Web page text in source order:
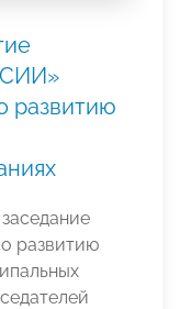
развитию
развитию